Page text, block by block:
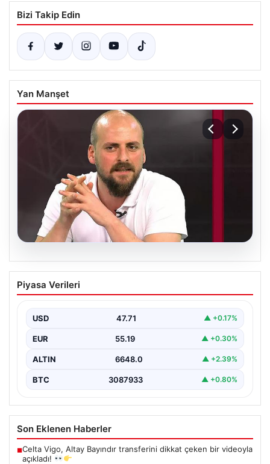
Bizi Takip Edin
Yan Manşet
Transfer krizi soruşturmaya dönüştü!
Burhan Can Terzi için harekete geçildi
Piyasa Verileri
USD 47.71 ▲ +0.17%
EUR 55.19 ▲ +0.30%
ALTIN 6648.0 ▲ +2.39%
BTC 3087933 ▲ +0.80%
Son Eklenen Haberler
■Celta Vigo, Altay Bayındır transferini dikkat çeken bir videoyla
açıkladı!